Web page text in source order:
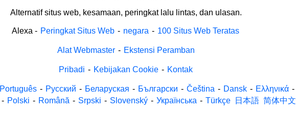
Alternatif situs web, kesamaan, peringkat lalu lintas, dan ulasan.
Alexa - Peringkat Situs Web - negara - 100 Situs Web Teratas
Alat Webmaster - Ekstensi Peramban
Pribadi - Kebijakan Cookie - Kontak
Português - Русский - Беларуская - Български - Čeština - Dansk - Ελληνικά -
- Polski - Română - Srpski - Slovenský - Українська - Türkçe 日本語 简体中文